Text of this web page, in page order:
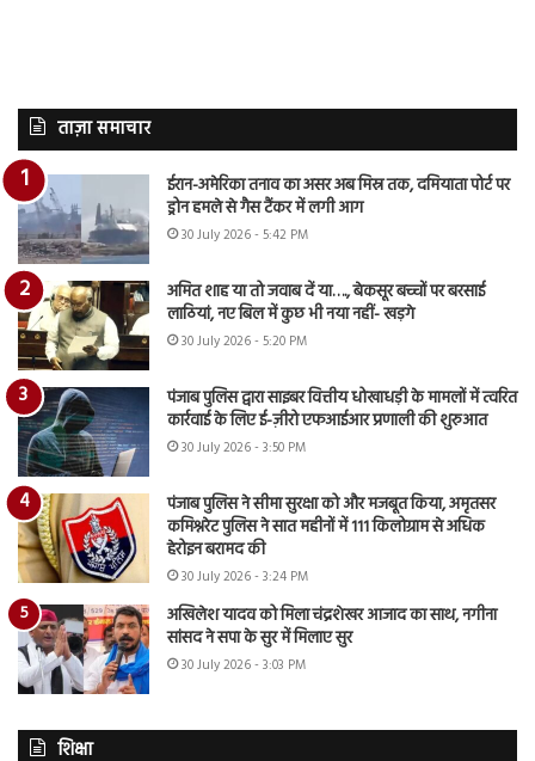
ताज़ा समाचार
ईरान-अमेरिका तनाव का असर अब मिस्र तक, दमियाता पोर्ट पर
ड्रोन हमले से गैस टैंकर में लगी आग
30 July 2026 - 5:42 PM
अमित शाह या तो जवाब दें या…., बेकसूर बच्चों पर बरसाई
लाठियां, नए बिल में कुछ भी नया नहीं- खड़गे
30 July 2026 - 5:20 PM
पंजाब पुलिस द्वारा साइबर वित्तीय धोखाधड़ी के मामलों में त्वरित
कार्रवाई के लिए ई-ज़ीरो एफआईआर प्रणाली की शुरुआत
30 July 2026 - 3:50 PM
पंजाब पुलिस ने सीमा सुरक्षा को और मजबूत किया, अमृतसर
कमिश्नरेट पुलिस ने सात महीनों में 111 किलोग्राम से अधिक
हेरोइन बरामद की
30 July 2026 - 3:24 PM
अखिलेश यादव को मिला चंद्रशेखर आजाद का साथ, नगीना
सांसद ने सपा के सुर में मिलाए सुर
30 July 2026 - 3:03 PM
शिक्षा